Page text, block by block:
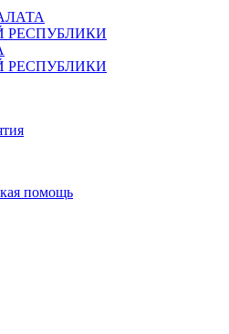
РЕСПУБЛИКИ
РЕСПУБЛИКИ
помощь